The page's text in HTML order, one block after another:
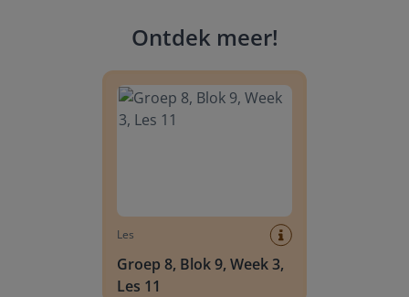
Ontdek meer!
Les
Groep 8, Blok 9, Week 3,
Les 11